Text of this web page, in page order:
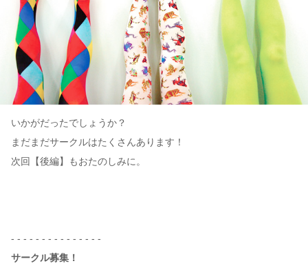
いかがだったでしょうか？
まだまだサークルはたくさんあります！
次回【後編】もおたのしみに。
- - - - - - - - - - - - - - -
サークル募集！